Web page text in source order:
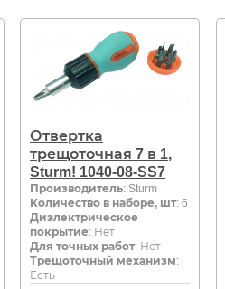
Отвертка
трещоточная 7 в 1,
Sturm! 1040-08-SS7
Производитель: Sturm
Количество в наборе, шт: 6
Диэлектрическое
покрытие: Нет
Для точных работ: Нет
Трещоточный механизм:
Есть